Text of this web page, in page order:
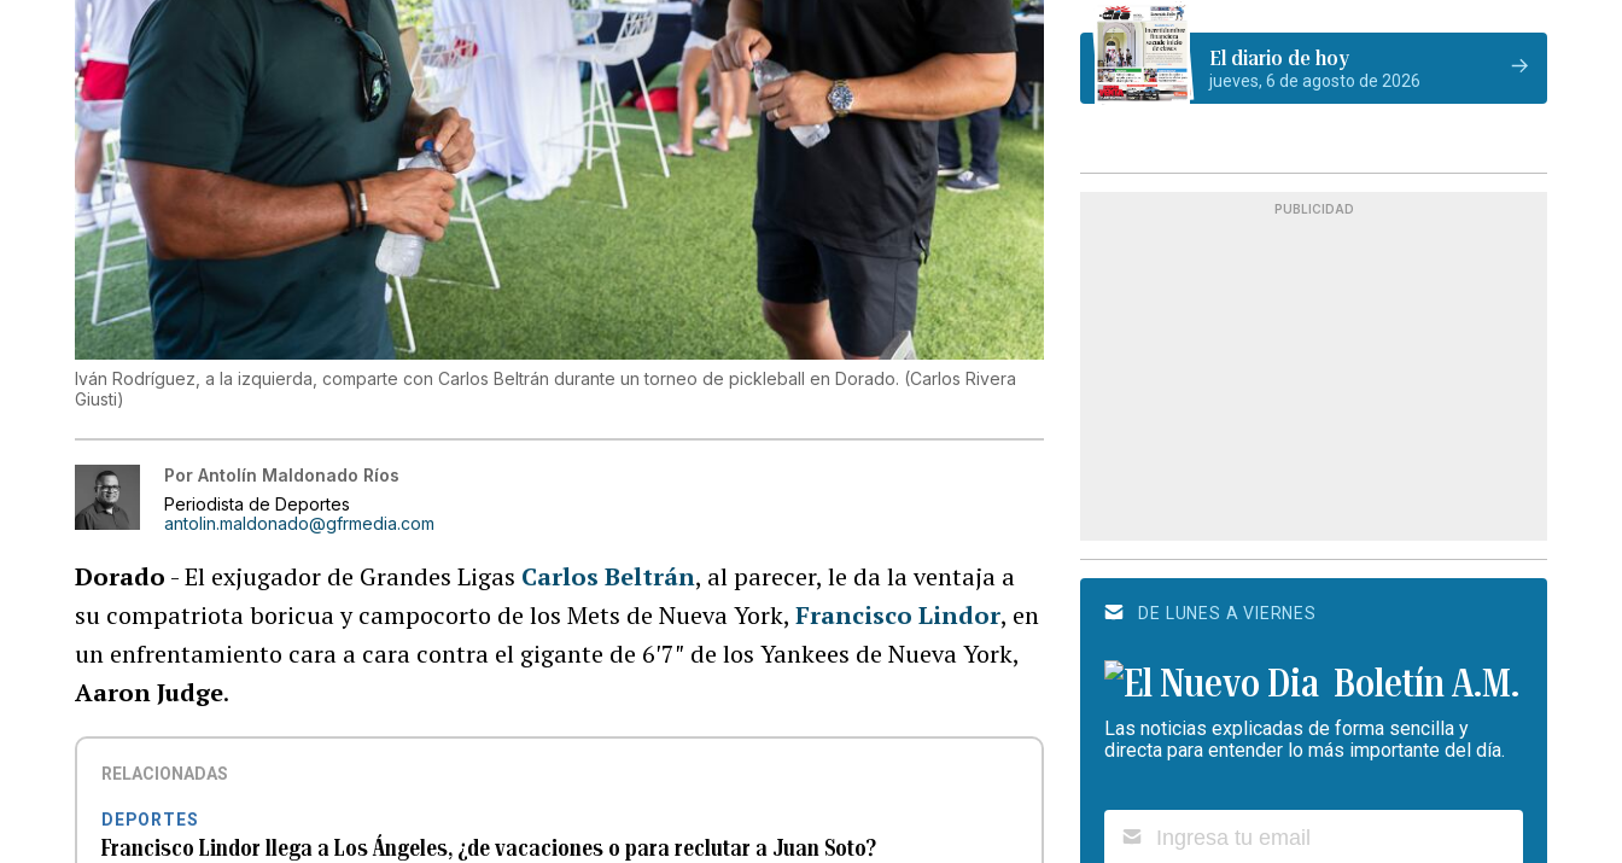
Iván Rodríguez, a la izquierda, comparte con Carlos Beltrán durante un torneo de pickleball en Dorado. (Carlos Rivera
Giusti)
Por Antolín Maldonado Ríos
Periodista de Deportes
antolin.maldonado@gfrmedia.com
Dorado - El exjugador de Grandes Ligas Carlos Beltrán, al parecer, le da la ventaja a
su compatriota boricua y campocorto de los Mets de Nueva York,Francisco Lindor, en
un enfrentamiento cara a cara contra el gigante de 6′7″ de los Yankees de Nueva York,
Aaron Judge.
RELACIONADAS
DEPORTES
Francisco Lindor llega a Los Ángeles, ¿de vacaciones o para reclutar a Juan Soto?
El diario de hoy
jueves, 6 de agosto de 2026
PUBLICIDAD
DE LUNES A VIERNES
Boletín A.M.
Las noticias explicadas de forma sencilla y
directa para entender lo más importante del día.